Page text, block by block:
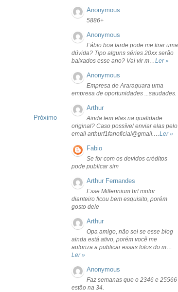
Próximo
Anonymous
5886+
Anonymous
Fábio boa tarde pode me tirar uma
dúvida? Tipo alguns séries 20xx serão
baixados esse ano? Vai vir m…Ler »
Anonymous
Empresa de Araraquara uma
empresa de oportunidades ...saudades.
Arthur
Ainda tem elas na qualidade
original? Caso possível enviar elas pelo
email arthurf1fanoficial@gmail.…Ler »
Fabio
Se for com os devidos créditos
pode publicar sim
Arthur Fernandes
Esse Millennium brt motor
dianteiro ficou bem esquisito, porém
gosto dele
Arthur
Opa amigo, não sei se esse blog
ainda está ativo, porém você me
autoriza a publicar essas fotos do m…
Ler »
Anonymous
Faz semanas que o 2346 e 25566
estão na 34.